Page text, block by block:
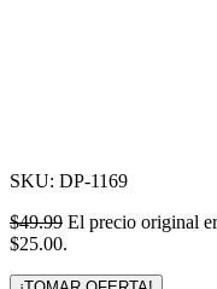
SKU: DP-1169
$49.99 El precio original
$25.00.